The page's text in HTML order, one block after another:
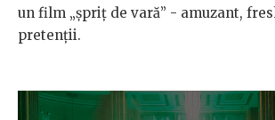
un film „şpriţ de vară” - amuzant,
pretenţii.